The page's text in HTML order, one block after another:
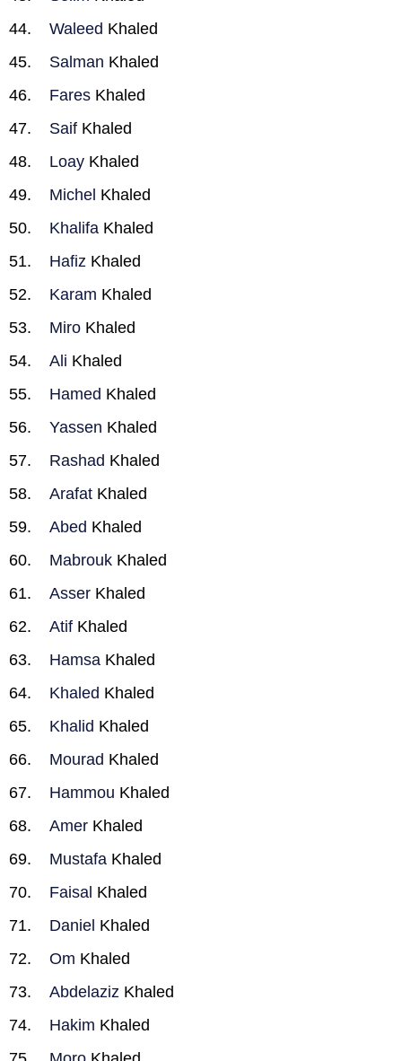
Waleed Khaled
Salman Khaled
Fares Khaled
Saif Khaled
Loay Khaled
Michel Khaled
Khalifa Khaled
Hafiz Khaled
Karam Khaled
Miro Khaled
Ali Khaled
Hamed Khaled
Yassen Khaled
Rashad Khaled
Arafat Khaled
Abed Khaled
Mabrouk Khaled
Asser Khaled
Atif Khaled
Hamsa Khaled
Khaled Khaled
Khalid Khaled
Mourad Khaled
Hammou Khaled
Amer Khaled
Mustafa Khaled
Faisal Khaled
Daniel Khaled
Om Khaled
Abdelaziz Khaled
Hakim Khaled